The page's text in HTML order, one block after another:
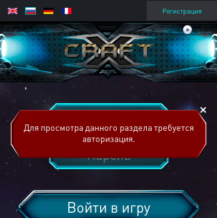
Регистрация
Войти в игру
Для просмотра данного раздела требуется
авторизация.